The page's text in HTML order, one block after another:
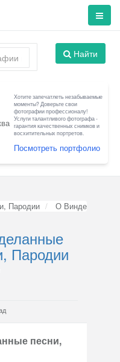
Найти
Хотите запечатлеть незабываемые
моменты? Доверьте свои
фотографии профессионалу!
Услуги талантливого фотографа -
гарантия качественных снимков и
восхитительных портретов.
Посмотреть портфолио
Пародии О Винде
Пародии
песни,